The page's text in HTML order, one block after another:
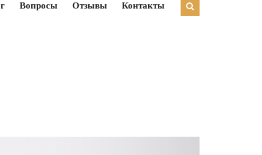
Вопросы Отзывы Контакты